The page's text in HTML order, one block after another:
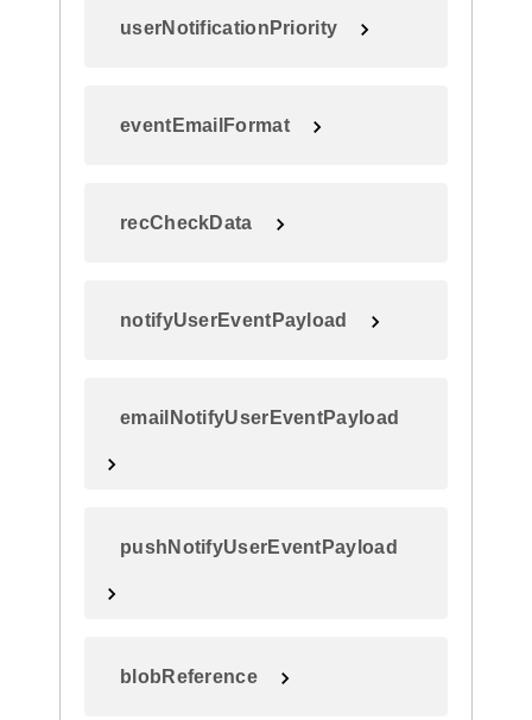
userNotificationPriority
eventEmailFormat
recCheckData
notifyUserEventPayload
emailNotifyUserEventPayload
pushNotifyUserEventPayload
blobReference